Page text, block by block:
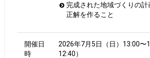
完成された地域づくりの
正解を作ること
開催日
時
2026年7月5日（日）13:00〜
12:40）